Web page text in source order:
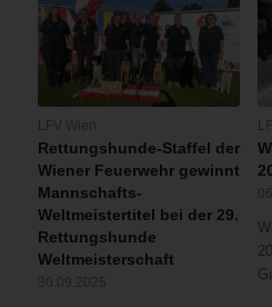
Rettungshunde-Staffel der
Wiener Feuerwehr gewinnt
Mannschafts-
Weltmeistertitel bei der 29.
Rettungshunde
Weltmeisterschaft